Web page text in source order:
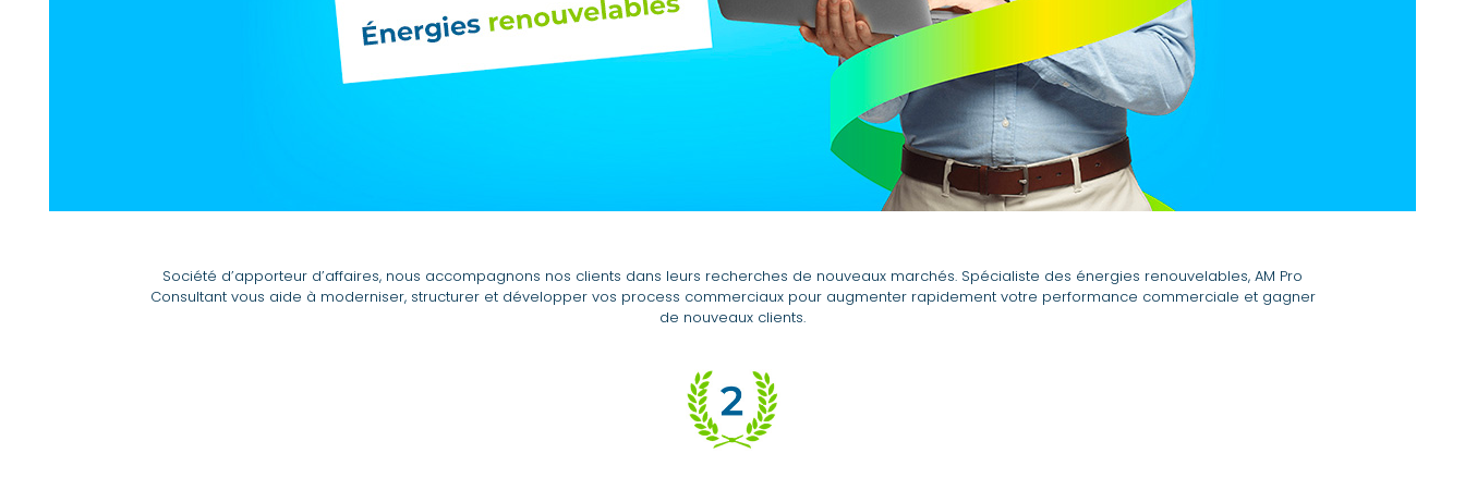
Société d’apporteur d’affaires, nous accompagnons nos clients dans leurs recherches de nouveaux marchés. Spécialiste des énergies renouvelables, AM Pro
Consultant vous aide à moderniser, structurer et développer vos process commerciaux pour augmenter rapidement votre performance commerciale et gagner
de nouveaux clients.